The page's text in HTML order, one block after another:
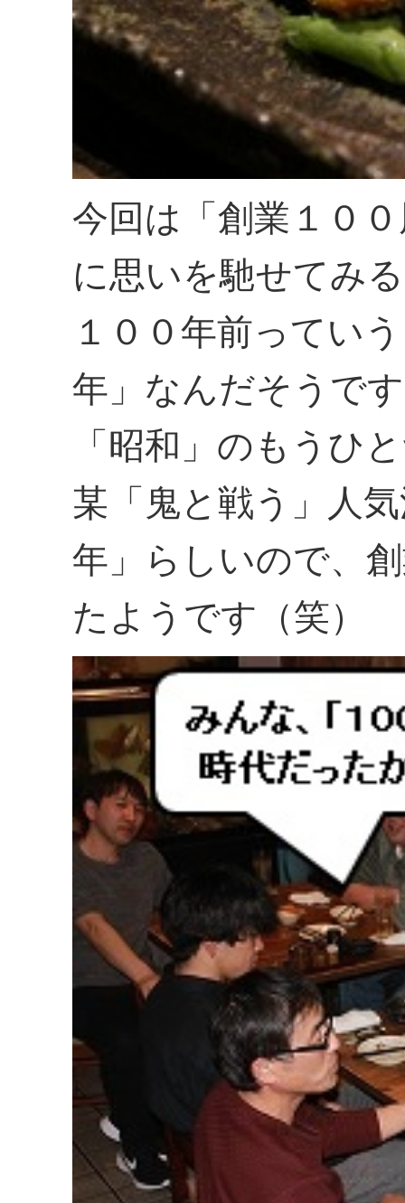
今回は「創業１０
に思いを馳せてみ
１００年前ってい
年」なんだそうで
「昭和」のもうひ
某「鬼と戦う」人
年」らしいので、
たようです（笑）